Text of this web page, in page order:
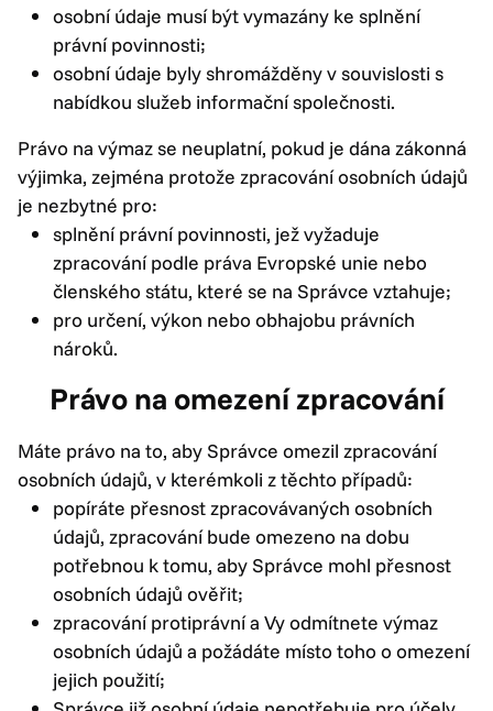
osobní údaje musí být vymazány ke splnění
právní povinnosti;
osobní údaje byly shromážděny v souvislosti s
nabídkou služeb informační společnosti.
Právo na výmaz se neuplatní, pokud je dána zákonná
výjimka, zejména protože zpracování osobních údajů
je nezbytné pro:
splnění právní povinnosti, jež vyžaduje
zpracování podle práva Evropské unie nebo
členského státu, které se na Správce vztahuje;
pro určení, výkon nebo obhajobu právních
nároků.
Právo na omezení zpracování
Máte právo na to, aby Správce omezil zpracování
osobních údajů, v kterémkoli z těchto případů:
popíráte přesnost zpracovávaných osobních
údajů, zpracování bude omezeno na dobu
potřebnou k tomu, aby Správce mohl přesnost
osobních údajů ověřit;
zpracování protiprávní a Vy odmítnete výmaz
osobních údajů a požádáte místo toho o omezení
jejich použití;